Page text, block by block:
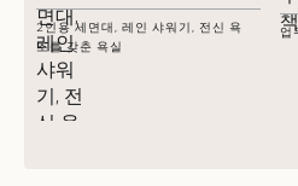
2인용 세면대, 레인 샤워기, 전신 욕
조를 갖춘 욕실
업